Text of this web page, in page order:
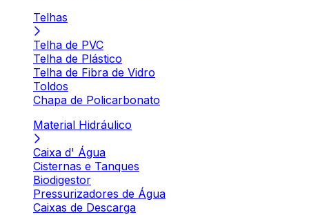
Telhas
Telha de PVC
Telha de Plástico
Telha de Fibra de Vidro
Toldos
Chapa de Policarbonato
Material Hidráulico
Caixa d' Água
Cisternas e Tanques
Biodigestor
Pressurizadores de Água
Caixas de Descarga